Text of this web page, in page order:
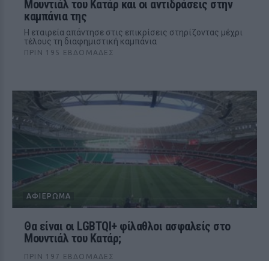
Μουντιάλ του Κατάρ και οι αντιδράσεις στην
καμπάνια της
Η εταιρεία απάντησε στις επικρίσεις στηρίζοντας μέχρι
τέλους τη διαφημιστική καμπάνια
ΠΡΙΝ 195 ΕΒΔΟΜΆΔΕΣ
ΑΦΙΈΡΩΜΑ
Θα είναι οι LGBTQI+ φίλαθλοι ασφαλείς στο
Μουντιάλ του Κατάρ;
ΠΡΙΝ 197 ΕΒΔΟΜΆΔΕΣ